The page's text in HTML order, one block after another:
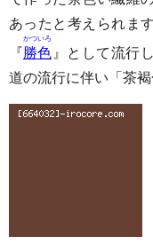
あったと考えられま
『勝色
かついろ
』として流行
道の流行に伴い「茶